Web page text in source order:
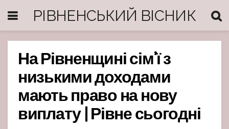
РІВНЕНСЬКИЙ ВІСНИК
На Рівненщині сім’ї з
низькими доходами
мають право на нову
виплату | Рівне сьогодні